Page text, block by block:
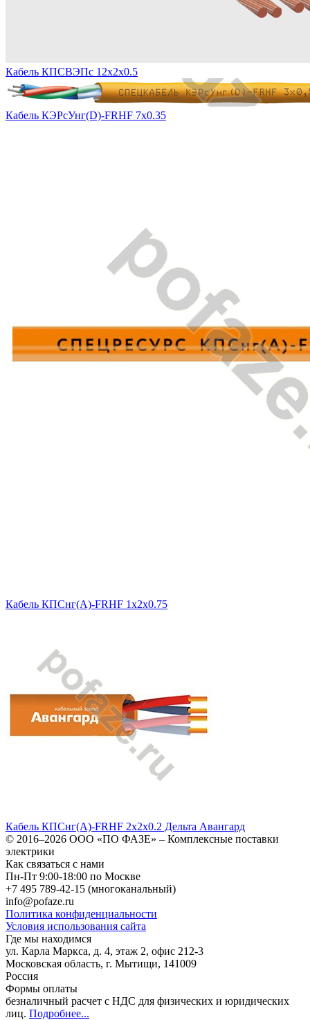
Кабель КПСВЭПс 12х2х0.5
Кабель КЭРсУнг(D)-FRHF 7х0.35
Кабель КПСнг(A)-FRHF 1x2x0.75
Кабель КПСнг(А)-FRHF 2х2х0.2 Дельта Авангард
© 2016–2026 ООО «ПО ФАЗЕ» – Комплексные поставки
электрики
Как связаться с нами
Пн-Пт 9:00-18:00 по Москве
+7 495 789-42-15 (многоканальный)
info@pofaze.ru
Политика конфиденциальности
Условия использования сайта
Где мы находимся
ул. Карла Маркса, д. 4, этаж 2, офис 212-3
Московская область, г. Мытищи, 141009
Россия
Формы оплаты
безналичный расчет с НДС для физических и юридических
лиц. Подробнее...